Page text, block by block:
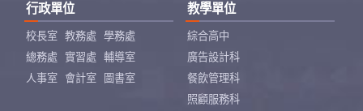
行政單位
校長室 教務處
學務處
總務處
實習處
輔導室
人事室
會計室 圖書室
教學單位
綜合高中
廣告設計科
餐飲管理科
照顧服務科